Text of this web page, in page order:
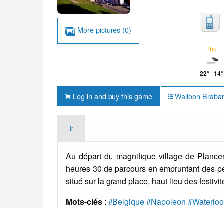
More pictures (0)
Thu
22° 14°
Log in and buy this game Walloon
fr
Au départ du magnifique village de
heures 30 de parcours en empruntant des
situé sur la grand place, haut lieu des
Mots-clés : #Belgique#Napoleon #Waterloo